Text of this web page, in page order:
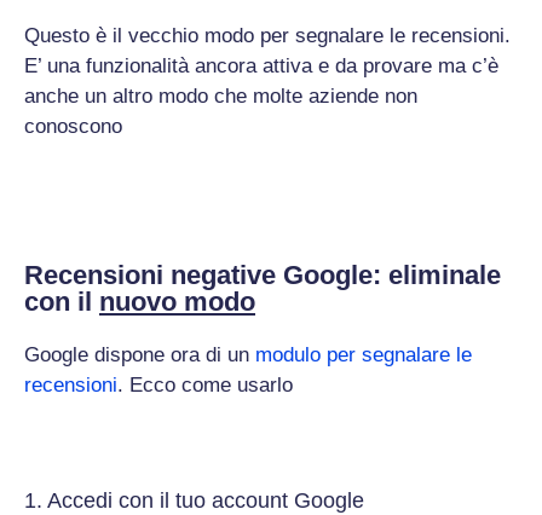
Questo è il vecchio modo per segnalare le recensioni.
E’ una funzionalità ancora attiva e da provare ma c’è
anche un altro modo che molte aziende non
conoscono
Recensioni negative Google: eliminale
con il nuovo modo
Google dispone ora di un modulo per segnalare le
recensioni. Ecco come usarlo
1. Accedi con il tuo account Google